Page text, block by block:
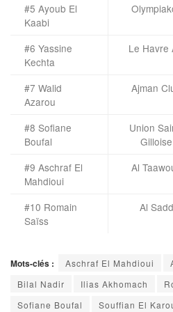
#5 Ayoub El
Kaabi
#6 Yassine
Kechta
Le Havre
#7 Walid
Azarou
Ajman
#8 Sofiane
Boufal
Union
Gilloise
#9 Aschraf El
Mahdioui
Al
#10 Romain
Saïss
Al Sadd
Mots-clés : Aschraf El Mahdioui
Bilal Nadir
Ilias Akhomach
Sofiane Boufal
Souffian El